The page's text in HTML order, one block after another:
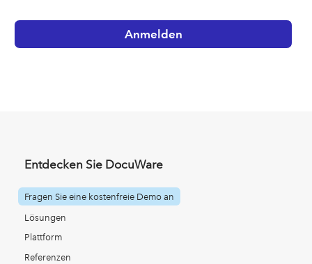
Entdecken Sie DocuWare
Fragen Sie eine kostenfreie Demo an
Lösungen
Plattform
Referenzen